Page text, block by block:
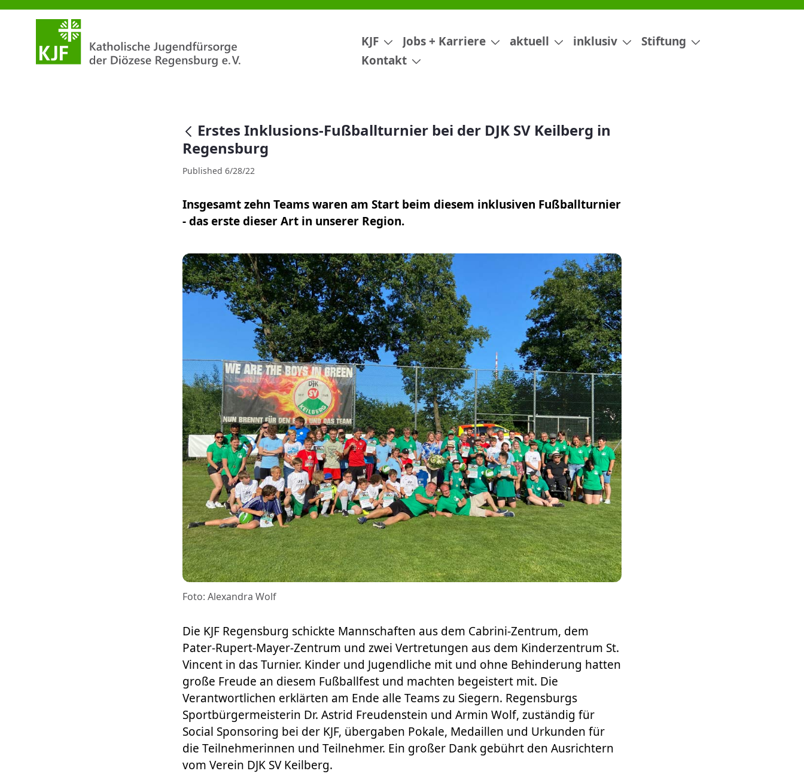
Erstes Inklusions-Fußballturnier bei der DJK SV Keilberg in Regensburg
KJF Jobs + Karriere aktuell inklusiv
Stiftung
Kontakt
null
Erstes Inklusions-Fußballturnier bei der DJK SV Keilberg in
Regensburg
Published 6/28/22
Insgesamt zehn Teams waren am Start beim diesem inklusiven Fußballturnier
- das erste dieser Art in unserer Region.
Foto: Alexandra Wolf
Die KJF Regensburg schickte Mannschaften aus dem Cabrini-Zentrum, dem
Pater-Rupert-Mayer-Zentrum und zwei Vertretungen aus dem Kinderzentrum St.
Vincent in das Turnier. Kinder und Jugendliche mit und ohne Behinderung hatten
große Freude an diesem Fußballfest und machten begeistert mit. Die
Verantwortlichen erklärten am Ende alle Teams zu Siegern. Regensburgs
Sportbürgermeisterin Dr. Astrid Freudenstein und Armin Wolf, zuständig für
Social Sponsoring bei der KJF, übergaben Pokale, Medaillen und Urkunden für
die Teilnehmerinnen und Teilnehmer. Ein großer Dank gebührt den Ausrichtern
vom Verein DJK SV Keilberg.